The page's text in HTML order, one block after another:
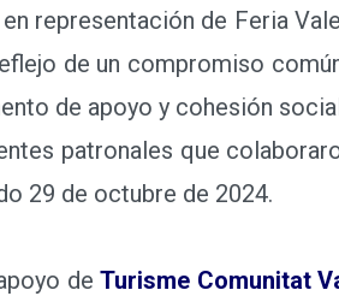
representación de Feria
de un compromiso
de apoyo y cohesión
patronales que
29 de octubre de 2024.
deTurisme Comunitat